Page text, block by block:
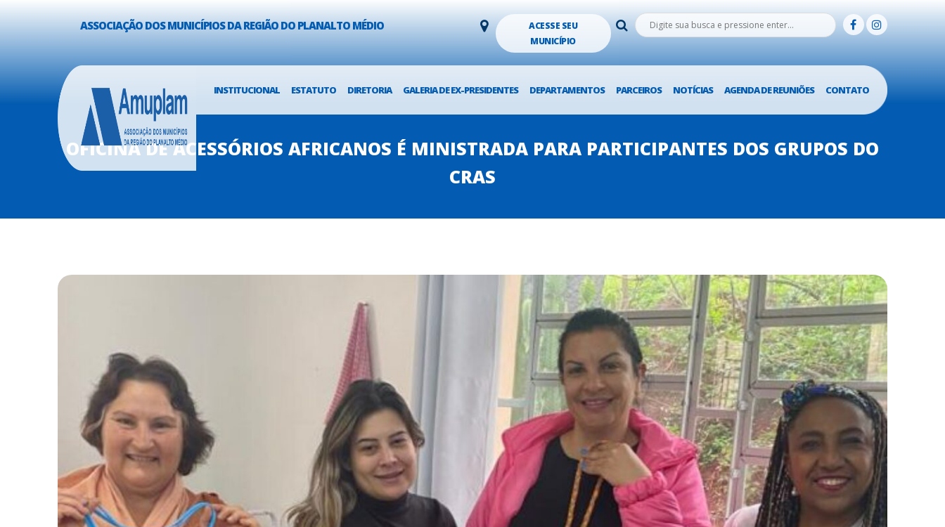
ASSOCIAÇÃO DOS MUNICÍPIOS DA REGIÃO DO PLANALTO MÉDIO
ACESSE SEU
MUNICÍPIO
INSTITUCIONAL ESTATUTO DIRETORIA GALERIA DE EX-PRESIDENTES DEPARTAMENTOS PARCEIROS NOTÍCIAS AGENDA DE REUNIÕES CONTATO
OFICINA DE ACESSÓRIOS AFRICANOS É MINISTRADA PARA PARTICIPANTES DOS GRUPOS DO
CRAS